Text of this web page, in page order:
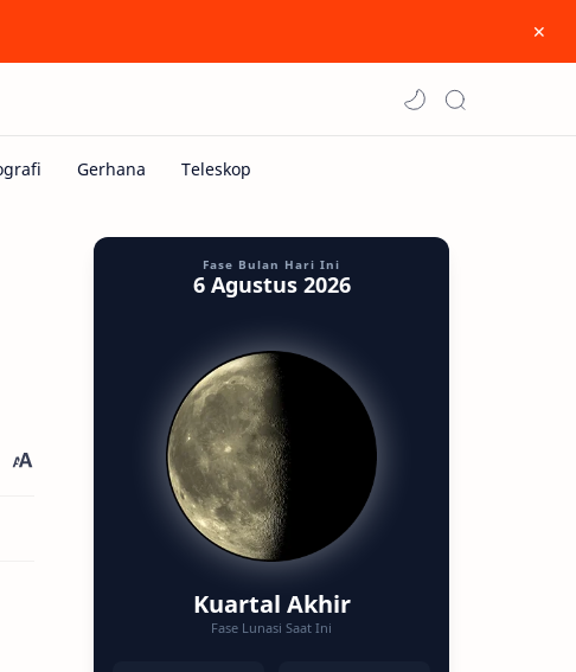
Fase Bulan Hari Ini
6 Agustus 2026
Kuartal Akhir
Fase Lunasi Saat Ini